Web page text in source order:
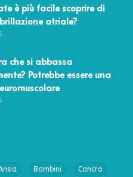
è più facile scoprire di
atriale?
che si abbassa
Potrebbe essere una
Bambini Cancro